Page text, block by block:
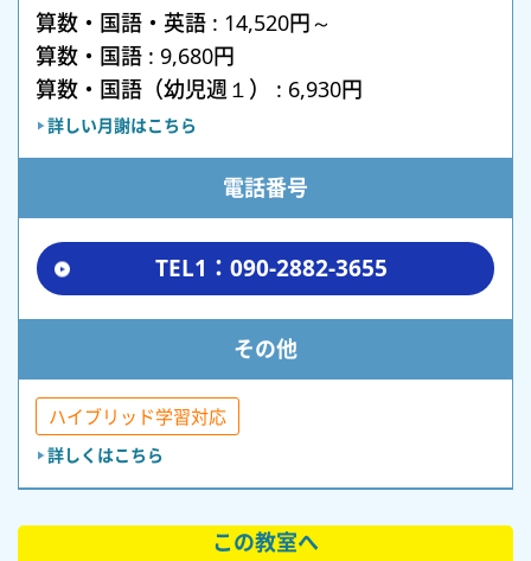
算数・国語・英語 : 14,520円～
算数・国語 : 9,680円
算数・国語（幼児週１） : 6,930円
詳しい月謝はこちら
電話番号
TEL1：090-2882-3655
その他
ハイブリッド学習対応
詳しくはこちら
この教室へ